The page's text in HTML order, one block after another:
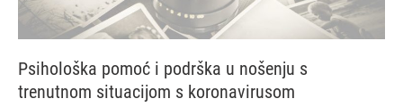
Psihološka pomoć i podrška u nošenju s
trenutnom situacijom s koronavirusom